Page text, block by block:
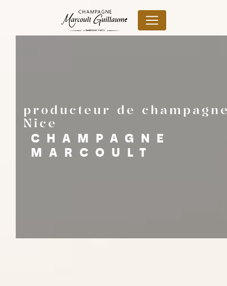
producteur de
Nice
CHAMPAGNE
MARCOULT